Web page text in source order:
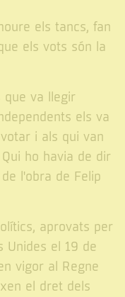
els tancs, fan
els vots són la
va llegir
els va
i als qui van
Qui ho havia de dir
l'obra de Felip
aprovats per
Unides el 19 de
vigor al Regne
el dret dels